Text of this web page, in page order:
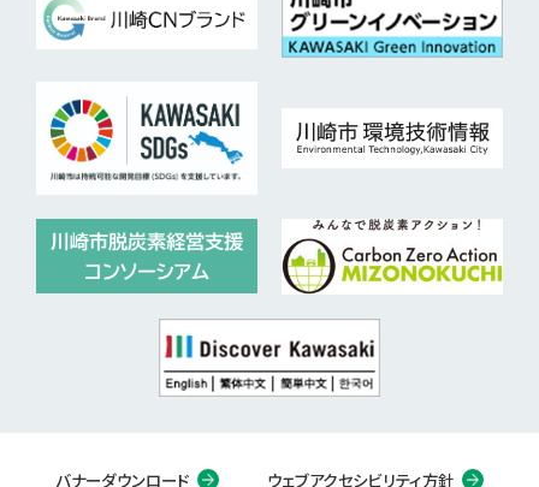
バナーダウンロード ウェブアクセシビリティ方針